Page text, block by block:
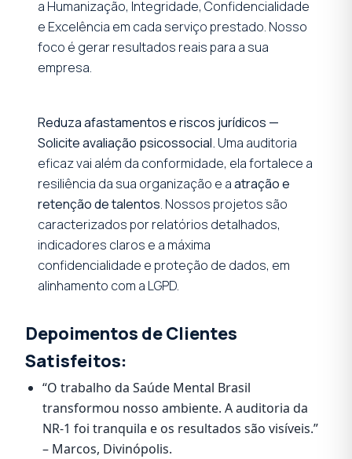
a Humanização, Integridade, Confidencialidade
e Excelência em cada serviço prestado. Nosso
foco é gerar resultados reais para a sua
empresa.
Reduza afastamentos e riscos jurídicos —
Solicite avaliação psicossocial. Uma auditoria
eficaz vai além da conformidade, ela fortalece a
resiliência da sua organização e aatração e
retenção de talentos. Nossos projetos são
caracterizados por relatórios detalhados,
indicadores claros e a máxima
confidencialidade e proteção de dados, em
alinhamento com a LGPD.
Depoimentos de Clientes
Satisfeitos:
“O trabalho da Saúde Mental Brasil
transformou nosso ambiente. A auditoria da
NR-1 foi tranquila e os resultados são visíveis.”
– Marcos, Divinópolis.